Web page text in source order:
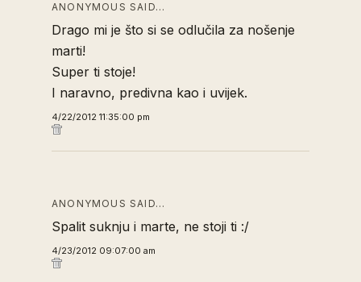
ANONYMOUS SAID…
Drago mi je što si se odlučila za nošenje
marti!
Super ti stoje!
I naravno, predivna kao i uvijek.
4/22/2012 11:35:00 pm
ANONYMOUS SAID…
Spalit suknju i marte, ne stoji ti :/
4/23/2012 09:07:00 am